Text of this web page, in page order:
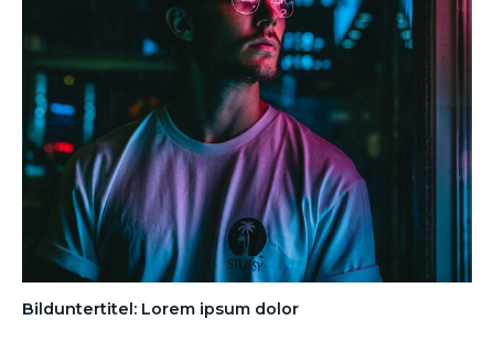
Bilduntertitel: Lorem ipsum dolor